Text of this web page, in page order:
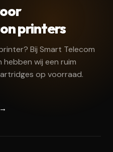
printers
Bij Smart Telecom
hebben wij een ruim
op voorraad.